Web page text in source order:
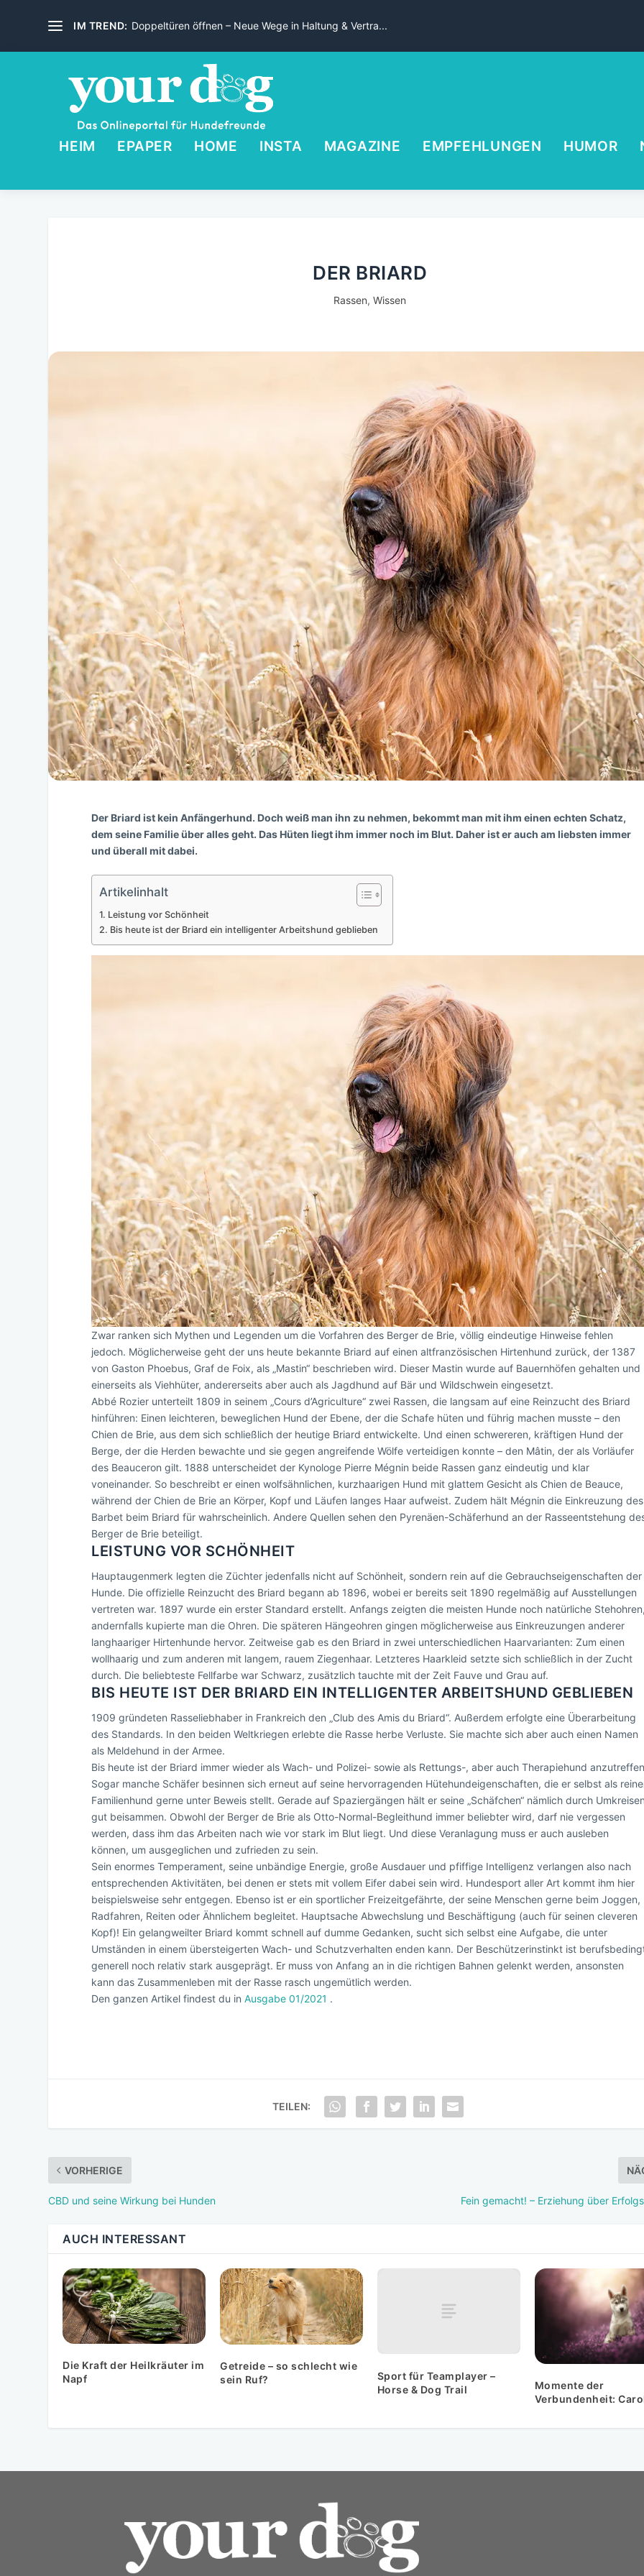
IM TREND: Doppeltüren öffnen – Neue Wege in Haltung & Vertra...
HEIM EPAPER HOME INSTA MAGAZINE EMPFEHLUNGEN HUMOR
DER BRIARD
Rassen,Wissen
Der Briard ist kein Anfängerhund. Doch weiß man ihn zu nehmen, bekommt man mit ihm einen echten Schatz,
dem seine Familie über alles geht. Das Hüten liegt ihm immer noch im Blut. Daher ist er auch am liebsten immer
und überall mit dabei.
Artikelinhalt
Leistung vor Schönheit
Bis heute ist der Briard ein intelligenter Arbeitshund geblieben
Zwar ranken sich Mythen und Legenden um die Vorfahren des Berger de Brie, völlig eindeutige Hinweise fehlen
jedoch. Möglicherweise geht der uns heute bekannte Briard auf einen altfranzösischen Hirtenhund zurück, der 1387
von Gaston Phoebus, Graf de Foix, als „Mastin“ beschrieben wird. Dieser Mastin wurde auf Bauernhöfen gehalten und
einerseits als Viehhüter, andererseits aber auch als Jagdhund auf Bär und Wildschwein eingesetzt.
Abbé Rozier unterteilt 1809 in seinem „Cours d’Agriculture“ zwei Rassen, die langsam auf eine Reinzucht des Briard
hinführen: Einen leichteren, beweglichen Hund der Ebene, der die Schafe hüten und führig machen musste – den
Chien de Brie, aus dem sich schließlich der heutige Briard entwickelte. Und einen schwereren, kräftigen Hund der
Berge, der die Herden bewachte und sie gegen angreifende Wölfe verteidigen konnte – den Mâtin, der als Vorläufer
des Beauceron gilt. 1888 unterscheidet der Kynologe Pierre Mégnin beide Rassen ganz eindeutig und klar
voneinander. So beschreibt er einen wolfsähnlichen, kurzhaarigen Hund mit glattem Gesicht als Chien de Beauce,
während der Chien de Brie an Körper, Kopf und Läufen langes Haar aufweist. Zudem hält Mégnin die Einkreuzung des
Barbet beim Briard für wahrscheinlich. Andere Quellen sehen den Pyrenäen-Schäferhund an der Rasseentstehung
Berger de Brie beteiligt.
LEISTUNG VOR SCHÖNHEIT
Hauptaugenmerk legten die Züchter jedenfalls nicht auf Schönheit, sondern rein auf die Gebrauchseigenschaften der
Hunde. Die offizielle Reinzucht des Briard begann ab 1896, wobei er bereits seit 1890 regelmäßig auf Ausstellungen
vertreten war. 1897 wurde ein erster Standard erstellt. Anfangs zeigten die meisten Hunde noch natürliche Stehohren,
andernfalls kupierte man die Ohren. Die späteren Hängeohren gingen möglicherweise aus Einkreuzungen anderer
langhaariger Hirtenhunde hervor. Zeitweise gab es den Briard in zwei unterschiedlichen Haarvarianten: Zum einen
wollhaarig und zum anderen mit langem, rauem Ziegenhaar. Letzteres Haarkleid setzte sich schließlich in der Zucht
durch. Die beliebteste Fellfarbe war Schwarz, zusätzlich tauchte mit der Zeit Fauve und Grau auf.
BIS HEUTE IST DER BRIARD EIN INTELLIGENTER ARBEITSHUND GEBLIEBEN
1909 gründeten Rasseliebhaber in Frankreich den „Club des Amis du Briard“. Außerdem erfolgte eine Überarbeitung
des Standards. In den beiden Weltkriegen erlebte die Rasse herbe Verluste. Sie machte sich aber auch einen Namen
als Meldehund in der Armee.
Bis heute ist der Briard immer wieder als Wach- und Polizei- sowie als Rettungs-, aber auch Therapiehund
Sogar manche Schäfer besinnen sich erneut auf seine hervorragenden Hütehundeigenschaften, die er selbst als
Familienhund gerne unter Beweis stellt. Gerade auf Spaziergängen hält er seine „Schäfchen“ nämlich durch Umkreisen
gut beisammen. Obwohl der Berger de Brie als Otto-Normal-Begleithund immer beliebter wird, darf nie vergessen
werden, dass ihm das Arbeiten nach wie vor stark im Blut liegt. Und diese Veranlagung muss er auch ausleben
können, um ausgeglichen und zufrieden zu sein.
Sein enormes Temperament, seine unbändige Energie, große Ausdauer und pfiffige Intelligenz verlangen also nach
entsprechenden Aktivitäten, bei denen er stets mit vollem Eifer dabei sein wird. Hundesport aller Art kommt ihm hier
beispielsweise sehr entgegen. Ebenso ist er ein sportlicher Freizeitgefährte, der seine Menschen gerne beim Joggen,
Radfahren, Reiten oder Ähnlichem begleitet. Hauptsache Abwechslung und Beschäftigung (auch für seinen cleveren
Kopf)! Ein gelangweilter Briard kommt schnell auf dumme Gedanken, sucht sich selbst eine Aufgabe, die unter
Umständen in einem übersteigerten Wach- und Schutzverhalten enden kann. Der Beschützerinstinkt ist
generell noch relativ stark ausgeprägt. Er muss von Anfang an in die richtigen Bahnen gelenkt werden, ansonsten
kann das Zusammenleben mit der Rasse rasch ungemütlich werden.
Den ganzen Artikel findest du inAusgabe 01/2021 .
TEILEN:
VORHERIGE
CBD und seine Wirkung bei Hunden Fein gemacht! – Erziehung über
AUCH INTERESSANT
Die Kraft der Heilkräuter im
Napf
Getreide – so schlecht wie
sein Ruf?
Sport für Teamplayer –
Horse & Dog Trail
Momente der
Verbundenheit: